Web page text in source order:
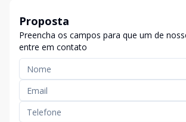
Proposta
Preencha os campos para que um de
entre em contato